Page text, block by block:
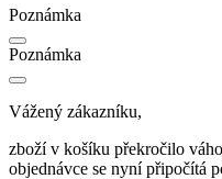
Poznámka
Poznámka
Vážený zákazníku,
zboží v košíku překročilo
objednávce se nyní připočítá